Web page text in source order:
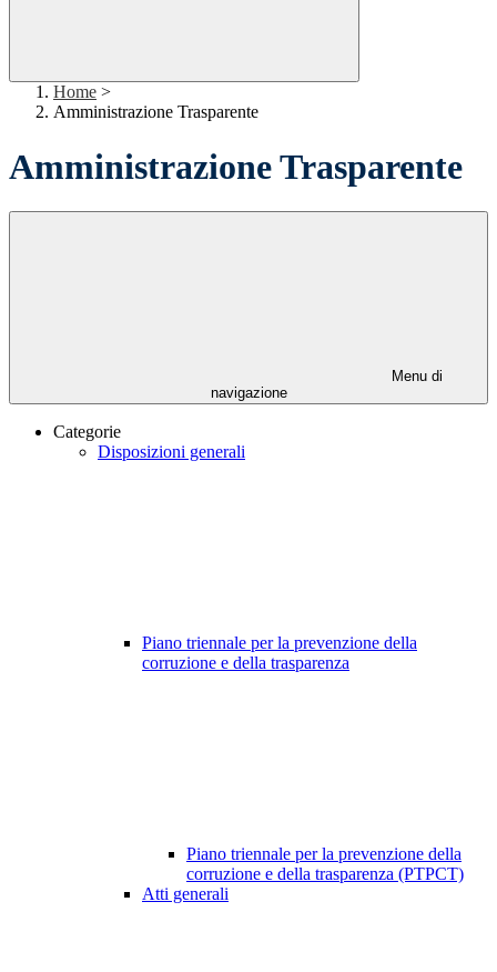
Home >
Amministrazione Trasparente
Amministrazione Trasparente
Menu di
navigazione
Categorie
Disposizioni generali
Piano triennale per la prevenzione della
corruzione e della trasparenza
Piano triennale per la prevenzione della
corruzione e della trasparenza (PTPCT)
Atti generali